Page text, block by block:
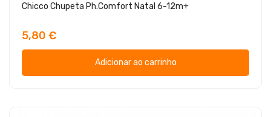
Chicco Chupeta Ph.Comfort Natal 6-12m+
5,80 €
Adicionar ao carrinho